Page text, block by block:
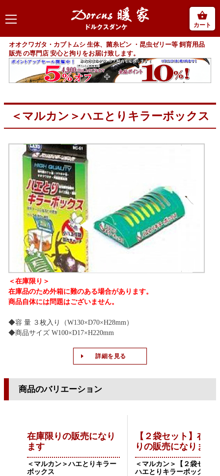
カート
オオクワガタ・カブトムシ 生体、菌糸ビン ・昆虫ゼリー等 飼育用品
販売 の専門店 安心と拘りをお届け致します。
＜マルカン＞ハエとりキラーボックス
＜在庫限り＞
在庫品のため外箱に難のある場合があります。
商品自体には問題はございません。
◆容 量 ３枚入り（W130×D70×H28mm）
◆商品サイズ W100×D17×H220mm
詳細を見る
商品のバリエーション
在庫限りの販売になり
ます
＜マルカン＞ハエとりキラー
ボックス
【２袋セット】在庫
りの販売になります
＜マルカン＞【２袋セット
ハエとりキラーボックス